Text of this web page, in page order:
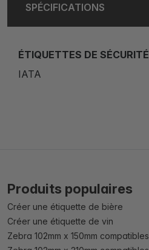
SPÉCIFICATIONS
ÉTIQUETTES DE SÉCURITÉ
IATA
Produits populaires
Créer une étiquette de bière
Créer une étiquette de vin
Zebra 102mm x 150mm compatibles